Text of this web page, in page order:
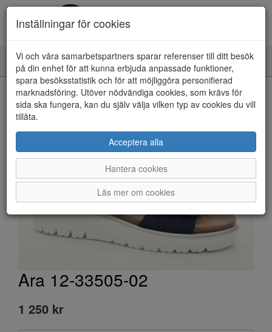
Toggle
navigation
HEM
Ara 12-33505-02
1 250 kr
Inställningar för cookies
Vi och våra samarbetspartners sparar referenser till ditt besök
på din enhet för att kunna erbjuda anpassade funktioner,
spara besöksstatistik och för att möjliggöra personifierad
marknadsföring. Utöver nödvändiga cookies, som krävs för
sida ska fungera, kan du själv välja vilken typ av cookies du vill
tillåta.
Acceptera alla
Hantera cookies
Läs mer om cookies